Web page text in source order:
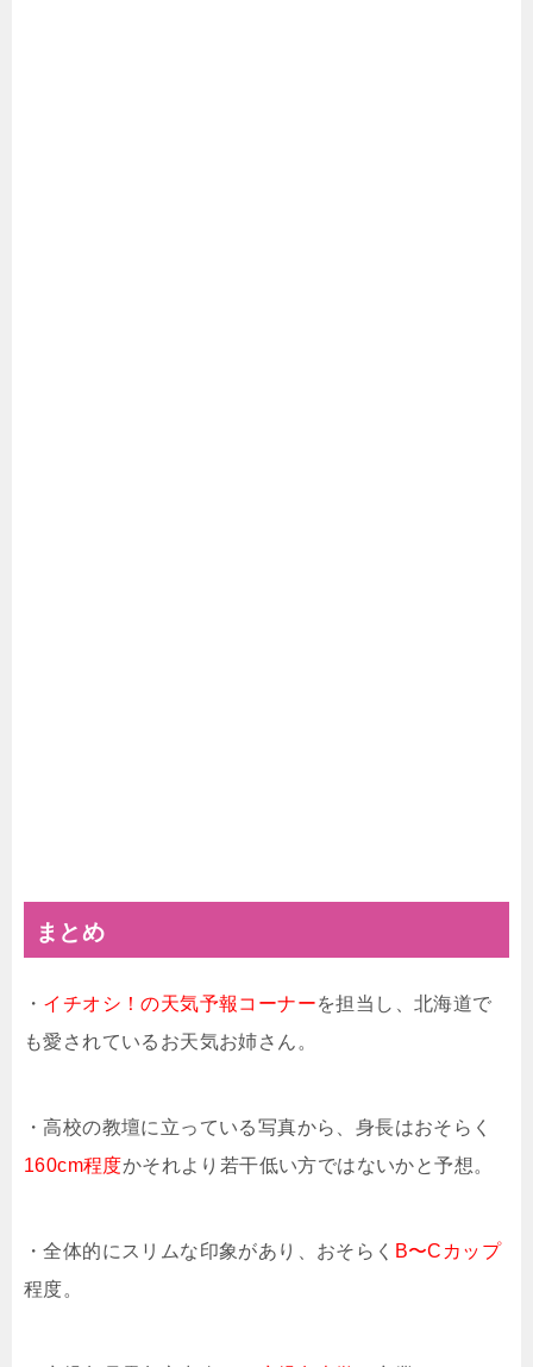
まとめ
・ イチオシ！の天気予報コーナーを担当し、北海道で
も愛されているお天気お姉さん。
・高校の教壇に立っている写真から、身長はおそらく
160cm程度かそれより若干低い方ではないかと予想。
・全体的にスリムな印象があり、おそらく B〜Cカップ
程度。